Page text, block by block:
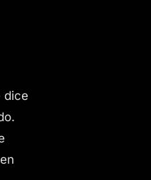
dice